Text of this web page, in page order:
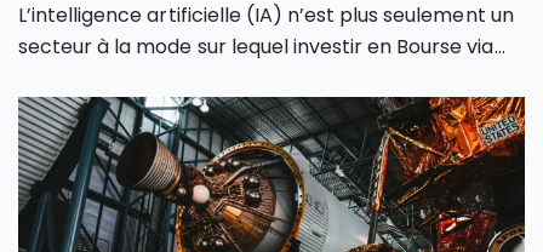
L’intelligence artificielle (IA) n’est plus seulement un
secteur à la mode sur lequel investir en Bourse via
même de notre façon d’investir en Bourse avec de
nouveaux outils et de nouvelles approches. Dans cet
article, découvrez comment l’intelligence artificielle
peut transformer votre façon d’investir en Bourse et
vous aider à mieux saisir les opportunités des